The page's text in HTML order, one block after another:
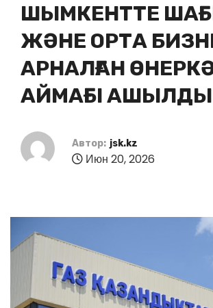
ШЫМКЕНТТЕ
ЖӘНЕ ОРТА
АРНАЛҒАН
АЙМАҒЫ АШЫЛДЫ
Автор: jsk.kz
Июн 20, 2026